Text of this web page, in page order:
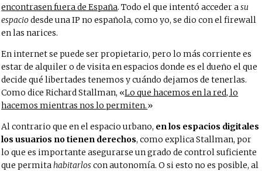
encontrasen fuera de España. Todo el que intentó acceder asu
espaciodesde una IP no española, como yo, se dio con el firewall
en las narices.
En internet se puede ser propietario, pero lo más corriente es
estar de alquiler o de visita en espacios donde es el dueño el que
decide qué libertades tenemos y cuándo dejamos de tenerlas.
Como dice Richard Stallman, «Lo que hacemos en la red, lo
hacemos mientras nos lo permiten.»
Al contrario que en el espacio urbano, en los espacios digitales
los usuarios no tienen derechos, como explica Stallman, por
lo que es importante asegurarse un grado de control suficiente
que permitahabitarloscon autonomía. O si esto no es posible, al